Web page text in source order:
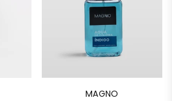
MAGNO